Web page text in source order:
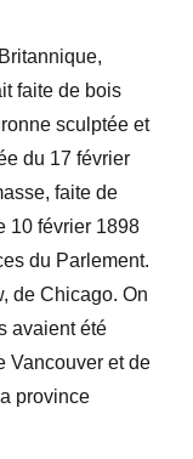
faite de bois
sculptée et
du 17 février
faite de
10 février 1898
du Parlement.
de Chicago. On
avaient été
Vancouver et de
province